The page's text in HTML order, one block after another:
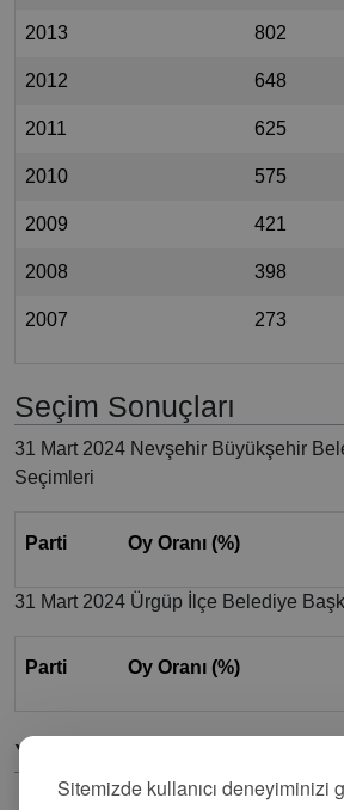
Sitemizde kullanıcı deneyiminizi
2013 802
2012 648
2011 625
2010 575
2009 421
2008 398
2007 273
Seçim Sonuçları
31 Mart 2024 Nevşehir Büyükşehir
Seçimleri
Parti Oy Oranı (%)
31 Mart 2024 Ürgüp İlçe Belediye
Parti Oy Oranı (%)
Yorumlar